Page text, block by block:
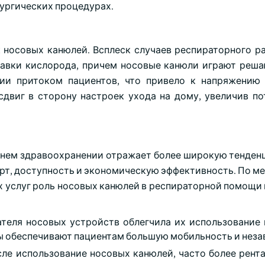
процедурах.
канюлей. Всплеск случаев респираторного
кислорода, причем носовые канюли играют
притоком пациентов, что привело к напряжению
в сторону настроек ухода на дому, увеличив
здравоохранении отражает более широкую
доступность и экономическую эффективность. По
роль носовых канюлей в респираторной помощи
носовых устройств облегчила их
пациентам большую мобильность и
использование носовых канюлей, часто более